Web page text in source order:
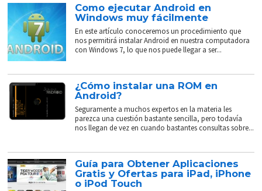
Como ejecutar Android en
Windows muy fácilmente
En este artículo conoceremos un procedimiento que
nos permitirá instalar Android en nuestra computadora
con Windows 7, lo que nos puede llegar a ser...
¿Cómo instalar una ROM en
Android?
Seguramente a muchos expertos en la materia les
parezca una cuestión bastante sencilla, pero todavía
nos llegan de vez en cuando bastantes consultas sobre...
Guía para Obtener Aplicaciones
Gratis y Ofertas para iPad, iPhone
o iPod Touch